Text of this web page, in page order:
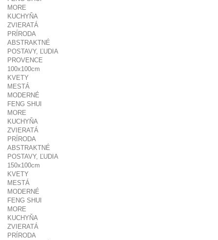
MORE
KUCHYŇA
ZVIERATÁ
PRÍRODA
ABSTRAKTNÉ
POSTAVY, ĽUDIA
PROVENCE
100x100cm
KVETY
MESTÁ
MODERNÉ
FENG SHUI
MORE
KUCHYŇA
ZVIERATÁ
PRÍRODA
ABSTRAKTNÉ
POSTAVY, ĽUDIA
150x100cm
KVETY
MESTÁ
MODERNÉ
FENG SHUI
MORE
KUCHYŇA
ZVIERATÁ
PRÍRODA